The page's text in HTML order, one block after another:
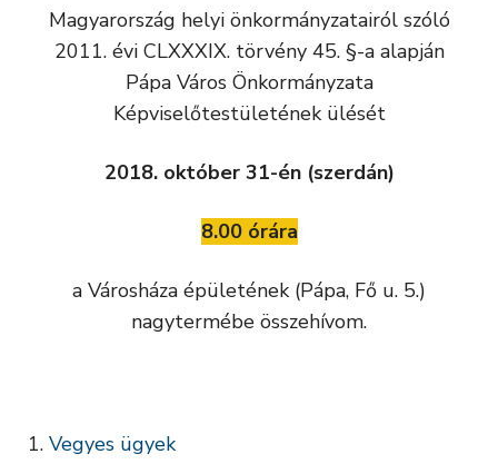
Magyarország helyi önkormányzatairól szóló
2011. évi CLXXXIX. törvény 45. §-a alapján
Pápa Város Önkormányzata
Képviselőtestületének ülését
2018. október 31-én (szerdán)
8.00 órára
a Városháza épületének (Pápa, Fő u. 5.)
nagytermébe összehívom.
Vegyes ügyek